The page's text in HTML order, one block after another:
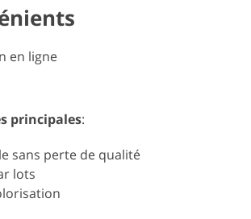
en ligne
principales:
sans perte de qualité
lots